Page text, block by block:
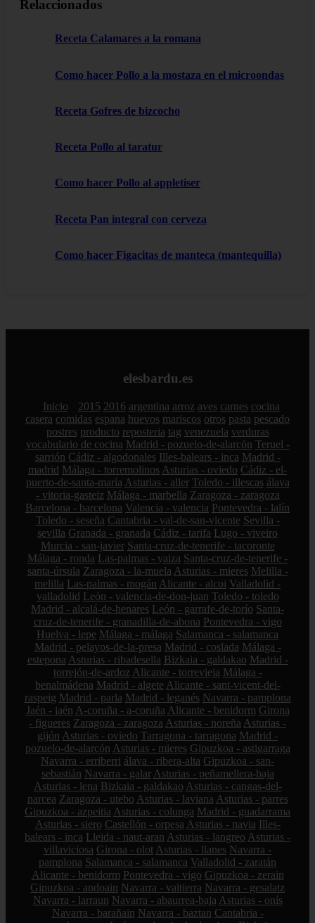
Relaccionados
Receta Calamares a la romana
Como hacer Pollo a la mostaza en el microondas
Receta Gofres de bizcocho
Receta Pollo al taratur
Como hacer Pollo al appletiser
Receta Pan integral con cerveza
Como hacer Figacitas de manteca (mantequilla)
elesbardu.es
Inicio 2015 2016 argentina arroz aves carnes cocina
casera comidas espana huevos mariscos otros pasta pescado
postres producto reposteria tag venezuela verduras
vocabulario de cocina Madrid - pozuelo-de-alarcón Teruel -
sarrión Cádiz - algodonales Illes-balears - inca Madrid -
madrid Málaga - torremolinos Asturias - oviedo Cádiz - el-
puerto-de-santa-maría Asturias - aller Toledo - illescas álava
- vitoria-gasteiz Málaga - marbella Zaragoza - zaragoza
Barcelona - barcelona Valencia - valencia Pontevedra - lalín
Toledo - seseña Cantabria - val-de-san-vicente Sevilla -
sevilla Granada - granada Cádiz - tarifa Lugo - viveiro
Murcia - san-javier Santa-cruz-de-tenerife - tacoronte
Málaga - ronda Las-palmas - yaiza Santa-cruz-de-tenerife -
santa-úrsula Zaragoza - la-muela Asturias - mieres Melilla -
melilla Las-palmas - mogán Alicante - alcoi Valladolid -
valladolid León - valencia-de-don-juan Toledo - toledo
Madrid - alcalá-de-henares León - garrafe-de-torío Santa-
cruz-de-tenerife - granadilla-de-abona Pontevedra - vigo
Huelva - lepe Málaga - málaga Salamanca - salamanca
Madrid - pelayos-de-la-presa Madrid - coslada Málaga -
estepona Asturias - ribadesella Bizkaia - galdakao Madrid -
torrejón-de-ardoz Alicante - torrevieja Málaga -
benalmádena Madrid - algete Alicante - sant-vicent-del-
raspeig Madrid - parla Madrid - leganés Navarra - pamplona
Jaén - jaén A-coruña - a-coruña Alicante - benidorm Girona
- figueres Zaragoza - zaragoza Asturias - noreña Asturias -
gijón Asturias - oviedo Tarragona - tarragona Madrid -
pozuelo-de-alarcón Asturias - mieres Gipuzkoa - astigarraga
Navarra - erriberri álava - ribera-alta Gipuzkoa - san-
sebastián Navarra - galar Asturias - peñamellera-baja
Asturias - lena Bizkaia - galdakao Asturias - cangas-del-
narcea Zaragoza - utebo Asturias - laviana Asturias - parres
Gipuzkoa - azpeitia Asturias - colunga Madrid - guadarrama
Asturias - siero Castellón - orpesa Asturias - navia Illes-
balears - inca Lleida - naut-aran Asturias - langreo Asturias -
villaviciosa Girona - olot Asturias - llanes Navarra -
pamplona Salamanca - salamanca Valladolid - zaratán
Alicante - benidorm Pontevedra - vigo Gipuzkoa - zerain
Gipuzkoa - andoain Navarra - valtierra Navarra - gesalatz
Navarra - larraun Navarra - abaurrea-baja Asturias - onís
Navarra - barañain Navarra - baztan Cantabria -